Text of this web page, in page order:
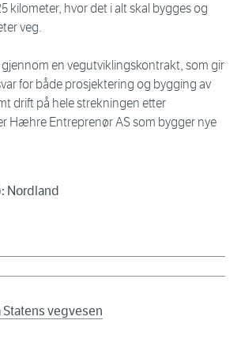
kilometer, hvor det i alt skal bygges og
veg.
en vegutviklingskontrakt, som gir
for både prosjektering og bygging av
drift på hele strekningen etter
Hæhre Entreprenør AS som bygger nye
Nordland
Statens vegvesen